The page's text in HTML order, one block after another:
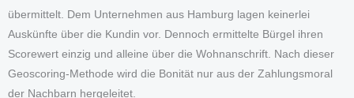
übermittelt. Dem Unternehmen aus Hamburg lagen keinerlei
Auskünfte über die Kundin vor. Dennoch ermittelte Bürgel ihren
Scorewert einzig und alleine über die Wohnanschrift. Nach dieser
Geoscoring-Methode wird die Bonität nur aus der Zahlungsmoral
der Nachbarn hergeleitet.